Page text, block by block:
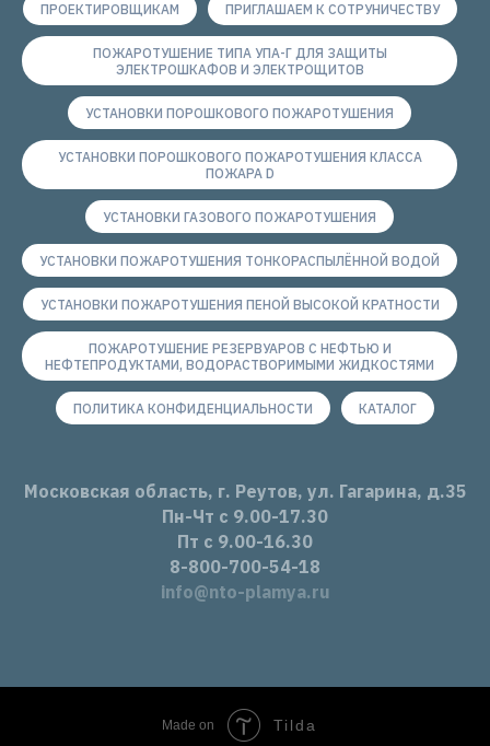
ПРОЕКТИРОВЩИКАМ ПРИГЛАШАЕМ К СОТРУНИЧЕСТВУ
ПОЖАРОТУШЕНИЕ ТИПА УПА-Г ДЛЯ ЗАЩИТЫ
ЭЛЕКТРОШКАФОВ И ЭЛЕКТРОЩИТОВ
УСТАНОВКИ ПОРОШКОВОГО ПОЖАРОТУШЕНИЯ
УСТАНОВКИ ПОРОШКОВОГО ПОЖАРОТУШЕНИЯ КЛАССА
ПОЖАРА D
УСТАНОВКИ ГАЗОВОГО ПОЖАРОТУШЕНИЯ
УСТАНОВКИ ПОЖАРОТУШЕНИЯ ТОНКОРАСПЫЛЁННОЙ ВОДОЙ
УСТАНОВКИ ПОЖАРОТУШЕНИЯ ПЕНОЙ ВЫСОКОЙ КРАТНОСТИ
ПОЖАРОТУШЕНИЕ РЕЗЕРВУАРОВ С НЕФТЬЮ И
НЕФТЕПРОДУКТАМИ, ВОДОРАСТВОРИМЫМИ ЖИДКОСТЯМИ
ПОЛИТИКА КОНФИДЕНЦИАЛЬНОСТИ КАТАЛОГ
Московская область, г. Реутов, ул. Гагарина, д.35
Пн-Чт с 9.00-17.30
Пт с 9.00-16.30
8-800-700-54-18
info@nto-plamya.ru
Made on Tilda